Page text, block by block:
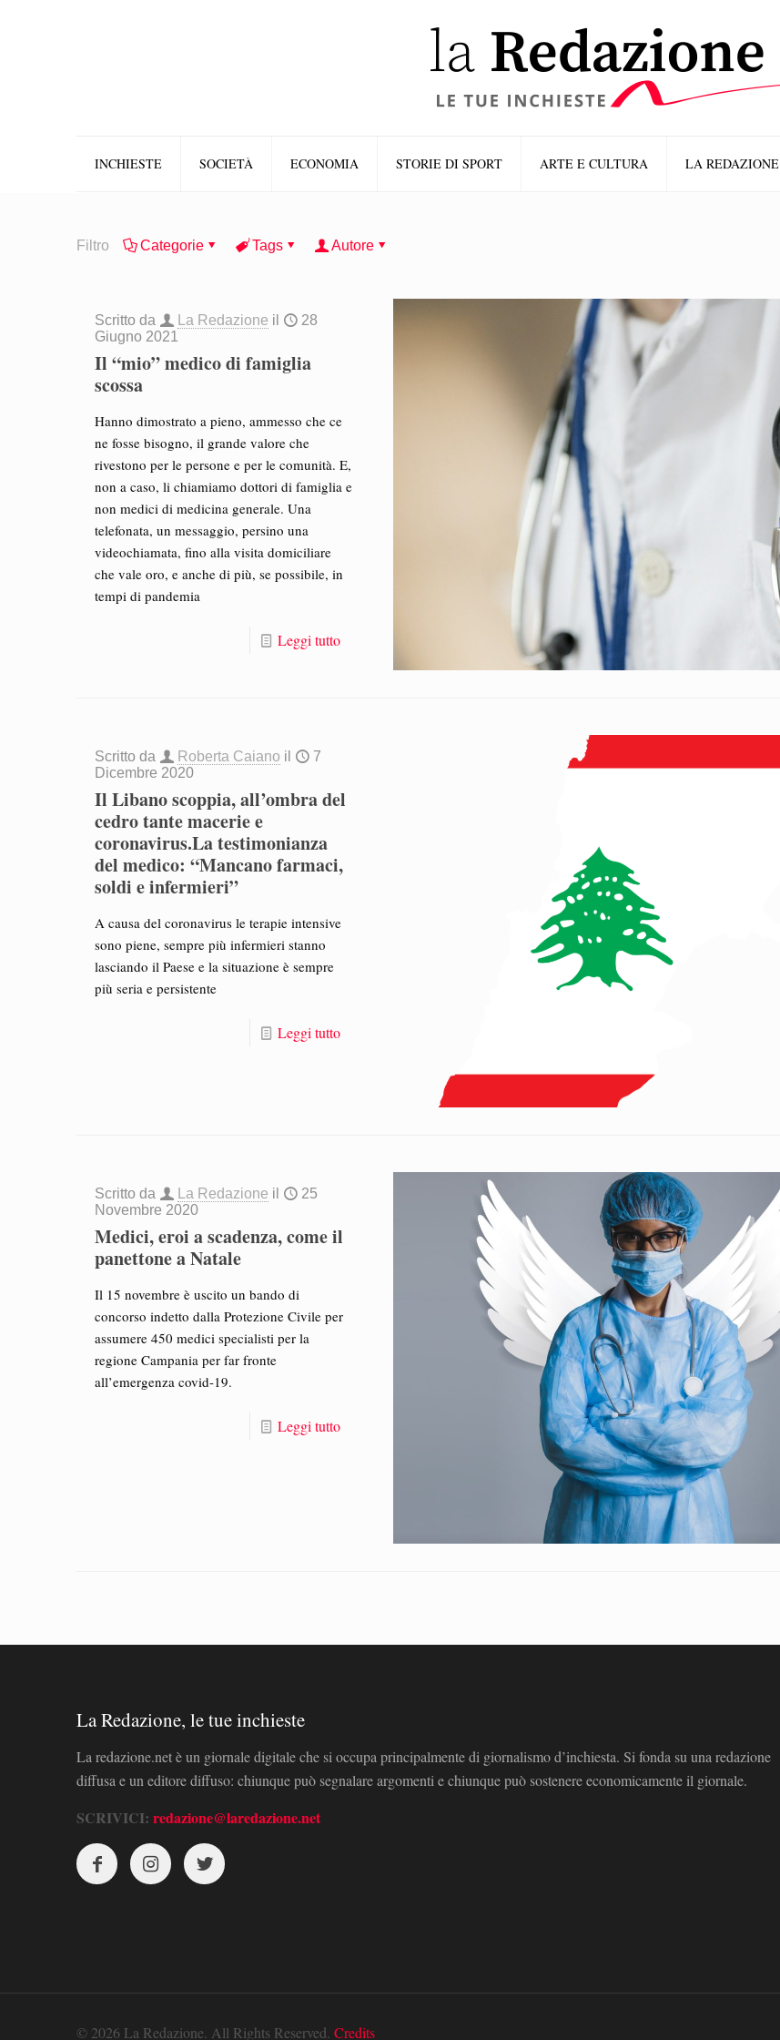
INCHIESTE SOCIETÀ ECONOMIA STORIE DI SPORT ARTE E CULTURA LA REDAZIONE
Filtro Categorie Tags Autore
Scritto da La Redazione il
28
Giugno 2021
Il “mio” medico di famiglia
scossa
Hanno dimostrato a pieno, ammesso che ce
ne fosse bisogno, il grande valore che
rivestono per le persone e per le comunità. E,
non a caso, li chiamiamo dottori di famiglia e
non medici di medicina generale. Una
telefonata, un messaggio, persino una
videochiamata, fino alla visita domiciliare
che vale oro, e anche di più, se possibile, in
tempi di pandemia
Leggi tutto
Scritto da Roberta Caiano il
7
Dicembre 2020
Il Libano scoppia, all’ombra del
cedro tante macerie e
coronavirus.La testimonianza
del medico: “Mancano farmaci,
soldi e infermieri”
A causa del coronavirus le terapie intensive
sono piene, sempre più infermieri stanno
lasciando il Paese e la situazione è sempre
più seria e persistente
Leggi tutto
Scritto da La Redazione il
25
Novembre 2020
Medici, eroi a scadenza, come il
panettone a Natale
Il 15 novembre è uscito un bando di
concorso indetto dalla Protezione Civile per
assumere 450 medici specialisti per la
regione Campania per far fronte
all’emergenza covid-19.
Leggi tutto
La Redazione, le tue inchieste
La redazione.net è un giornale digitale che si occupa principalmente di giornalismo d’inchiesta. Si fonda su una redazione
diffusa e un editore diffuso: chiunque può segnalare argomenti e chiunque può sostenere economicamente il giornale.
SCRIVICI: redazione@laredazione.net
© 2026 La Redazione. All Rights Reserved. Credits